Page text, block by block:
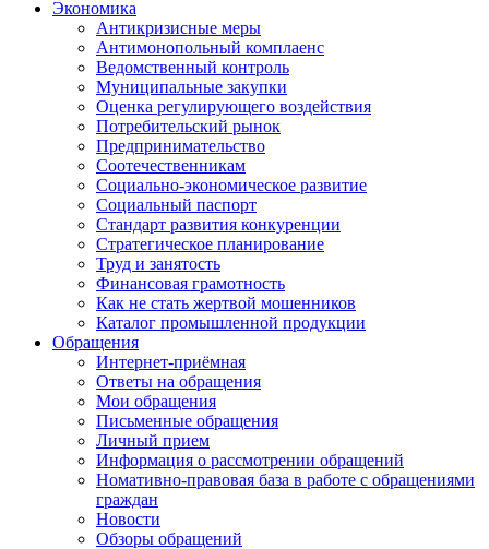
Экономика
Антикризисные меры
Антимонопольный комплаенс
Ведомственный контроль
Муниципальные закупки
Оценка регулирующего воздействия
Потребительский рынок
Предпринимательство
Соотечественникам
Социально-экономическое развитие
Социальный паспорт
Стандарт развития конкуренции
Стратегическое планирование
Труд и занятость
Финансовая грамотность
Как не стать жертвой мошенников
Каталог промышленной продукции
Обращения
Интернет-приёмная
Ответы на обращения
Мои обращения
Письменные обращения
Личный прием
Информация о рассмотрении обращений
Номативно-правовая база в работе с обращениями
граждан
Новости
Обзоры обращений